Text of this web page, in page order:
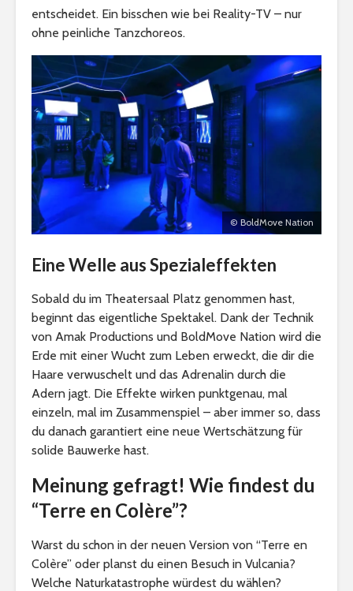
entscheidet. Ein bisschen wie bei Reality-TV – nur
ohne peinliche Tanzchoreos.
© BoldMove Nation
Eine Welle aus Spezialeffekten
Sobald du im Theatersaal Platz genommen hast,
beginnt das eigentliche Spektakel. Dank der Technik
von Amak Productions und BoldMove Nation wird die
Erde mit einer Wucht zum Leben erweckt, die dir die
Haare verwuschelt und das Adrenalin durch die
Adern jagt. Die Effekte wirken punktgenau, mal
einzeln, mal im Zusammenspiel – aber immer so, dass
du danach garantiert eine neue Wertschätzung für
solide Bauwerke hast.
Meinung gefragt! Wie findest du
“Terre en Colère”?
Warst du schon in der neuen Version von “Terre en
Colère” oder planst du einen Besuch in Vulcania?
Welche Naturkatastrophe würdest du wählen?